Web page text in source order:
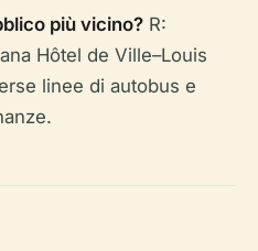
più vicino? R:
Hôtel de Ville–Louis
linee di autobus e